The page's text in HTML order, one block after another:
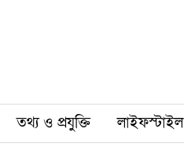
তথ্য ও প্রযুক্তি লাইফস্টাইল